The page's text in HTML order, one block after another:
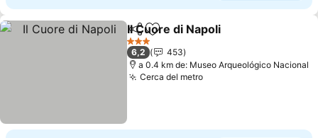
CompartirAñadir a favoritos
Il Cuore di Napoli
3 Estrellas
6,2
453
a 0.4 km de: Museo Arqueológico Nacional
Cerca del metroVer precios